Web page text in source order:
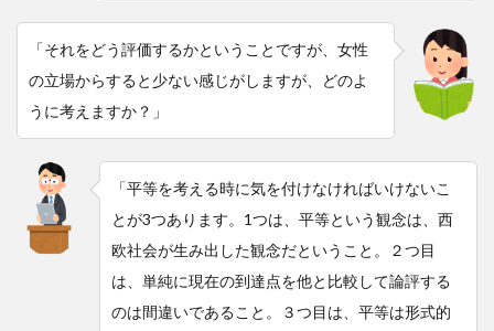
「それをどう評価するかということですが、女性
の立場からすると少ない感じがしますが、どのよ
うに考えますか？」
「平等を考える時に気を付けなければいけないこ
とが3つあります。1つは、平等という観念は、西
欧社会が生み出した観念だということ。２つ目
は、単純に現在の到達点を他と比較して論評する
のは間違いであること。３つ目は、平等は形式的